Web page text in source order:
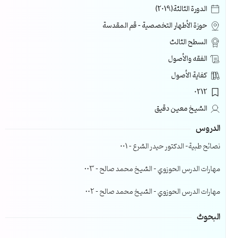
الدورة الثالثة(2019)
حوزة الأطهار التخصصية – قم المقدسة
السطح الثالث
الفقه والأصول
كفاية الأصول
0212
الشيخ معين دقيق
الدروس
نصائح طبية- الدكتور حيدر الشرع – 001
مهارات الدرس الحوزوي – الشيخ محمد صالح – 003
مهارات الدرس الحوزوي – الشيخ محمد صالح – 002
البحوث